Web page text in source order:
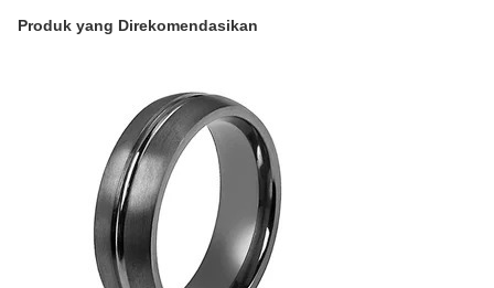
Produk yang Direkomendasikan